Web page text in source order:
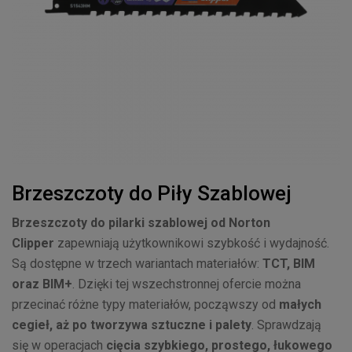
Brzeszczoty do Piły Szablowej
Brzeszczoty do pilarki szablowej od Norton
Clipper zapewniają użytkownikowi szybkość i wydajność.
Są dostępne w trzech wariantach materiałów: TCT, BIM
oraz BIM+. Dzięki tej wszechstronnej ofercie można
przecinać różne typy materiałów, począwszy od małych
cegieł, aż po tworzywa sztuczne i palety. Sprawdzają
się w operacjach cięcia szybkiego, prostego, łukowego